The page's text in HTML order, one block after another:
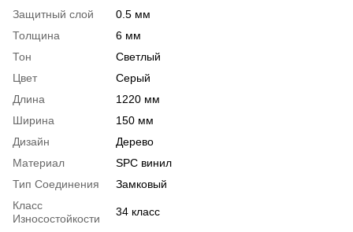
Защитный слой
0.5 мм
Толщина
6 мм
Тон
Светлый
Цвет
Серый
Длина
1220 мм
Ширина
150 мм
Дизайн
Дерево
Материал
SPC винил
Тип Соединения
Замковый
Класс
Износостойкости
34 класс